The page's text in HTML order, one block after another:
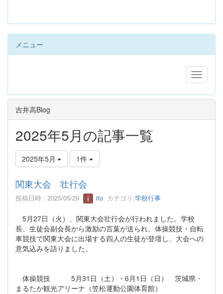
メニュー
吉井高Blog
2025年5月の記事一覧
2025年5月 1件
関東大会 壮行会
投稿日時 : 2025/05/29 ito カテゴリ:学校行事
5月27日（火）、関東大会壮行会が行われました。学校
長、生徒会副会長から激励の言葉が送られ、体操競技・自転
車競技で関東大会に出場する四人の生徒が登壇し、大会への
意気込みを語りました。
体操競技 5月31日（土）・6月1日（日） 茨城県・
まるたか観光アリーナ（笠松運動公園体育館）